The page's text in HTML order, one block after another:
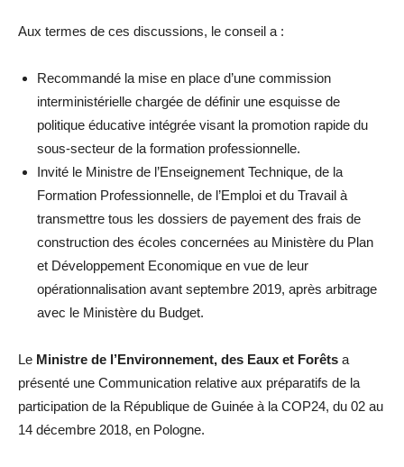
Aux termes de ces discussions, le conseil a :
Recommandé la mise en place d’une commission
interministérielle chargée de définir une esquisse de
politique éducative intégrée visant la promotion rapide du
sous-secteur de la formation professionnelle.
Invité le Ministre de l’Enseignement Technique, de la
Formation Professionnelle, de l’Emploi et du Travail à
transmettre tous les dossiers de payement des frais de
construction des écoles concernées au Ministère du Plan
et Développement Economique en vue de leur
opérationnalisation avant septembre 2019, après arbitrage
avec le Ministère du Budget.
Le Ministre de l’Environnement, des Eaux et Forêts a
présenté une Communication relative aux préparatifs de la
participation de la République de Guinée à la COP24, du 02 au
14 décembre 2018, en Pologne.